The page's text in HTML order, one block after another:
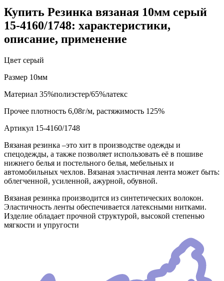
Купить Резинка вязаная 10мм серый
15-4160/1748: характеристики,
описание, применение
Цвет серый
Размер 10мм
Материал 35%полиэстер/65%латекс
Прочее плотность 6,08г/м, растяжимость 125%
Артикул 15-4160/1748
Вязаная резинка –это хит в производстве одежды и
спецодежды, а также позволяет использовать её в пошиве
нижнего белья и постельного белья, мебельных и
автомобильных чехлов. Вязаная эластичная лента может быть:
облегченной, усиленной, ажурной, обувной.
Вязаная резинка производится из синтетических волокон.
Эластичность ленты обеспечивается латексными нитками.
Изделие обладает прочной структурой, высокой степенью
мягкости и упругости